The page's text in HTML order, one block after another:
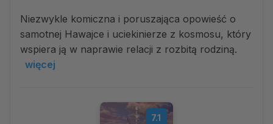
Niezwykle komiczna i poruszająca opowieść o
samotnej Hawajce i uciekinierze z kosmosu, który
wspiera ją w naprawie relacji z rozbitą rodziną.
więcej
7.1